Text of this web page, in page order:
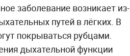
заболевание возникает из-
путей в лёгких. В
покрываться рубцами.
дыхательной функции